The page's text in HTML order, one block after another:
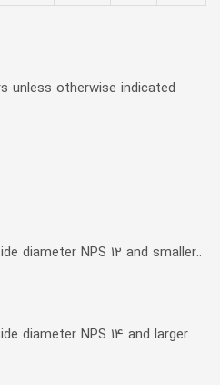
unless otherwise indicated.
diameter NPS 12 and smaller..
diameter NPS 14 and larger..